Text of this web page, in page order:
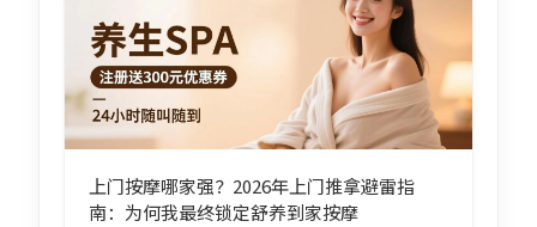
上门按摩哪家强？2026年上门推拿避雷指
南：为何我最终锁定舒养到家按摩